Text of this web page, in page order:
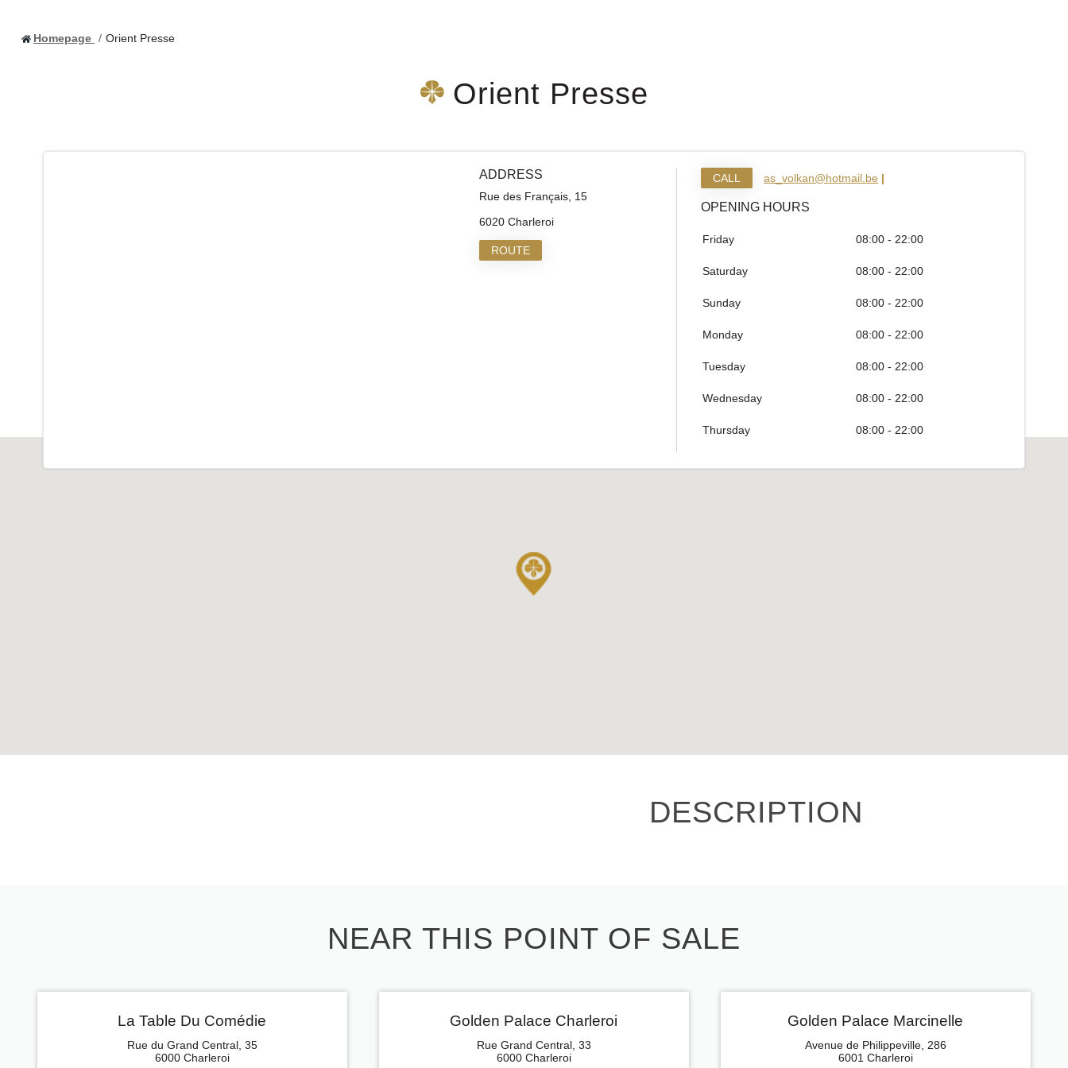
Homepage Orient Presse
Orient Presse
ADDRESS
Rue des Français, 15
6020 Charleroi
ROUTE
CALL as_volkan@hotmail.be |
OPENING HOURS
Friday 08:00 - 22:00
Saturday 08:00 - 22:00
Sunday 08:00 - 22:00
Monday 08:00 - 22:00
Tuesday 08:00 - 22:00
Wednesday 08:00 - 22:00
Thursday 08:00 - 22:00
DESCRIPTION
NEAR THIS POINT OF SALE
La Table Du Comédie
Rue du Grand Central, 35
6000 Charleroi
Golden Palace Charleroi
Rue Grand Central, 33
6000 Charleroi
Golden Palace Marcinelle
Avenue de Philippeville, 286
6001 Charleroi